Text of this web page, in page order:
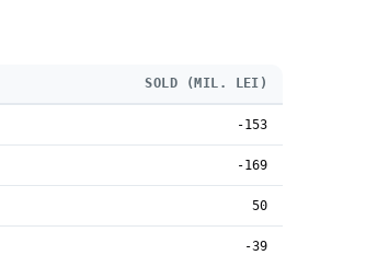
SOLD (MIL. LEI)
-153
-169
50
-39